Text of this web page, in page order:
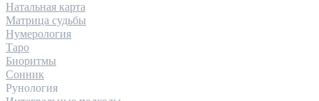
Натальная карта
Матрица судьбы
Нумерология
Таро
Биоритмы
Сонник
Рунология